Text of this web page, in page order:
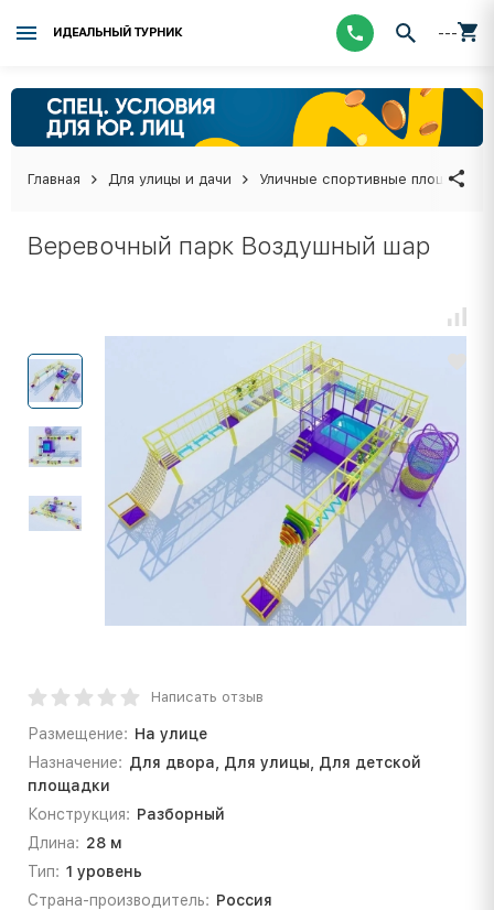
ИДЕАЛЬНЫЙ ТУРНИК ---
Главная Для улицы и дачи Уличные спортивные площадки
Веревочный парк Воздушный шар
Написать отзыв
Размещение: На улице
Назначение: Для двора, Для улицы, Для детской
площадки
Конструкция: Разборный
Длина: 28 м
Тип: 1 уровень
Страна-производитель: Россия